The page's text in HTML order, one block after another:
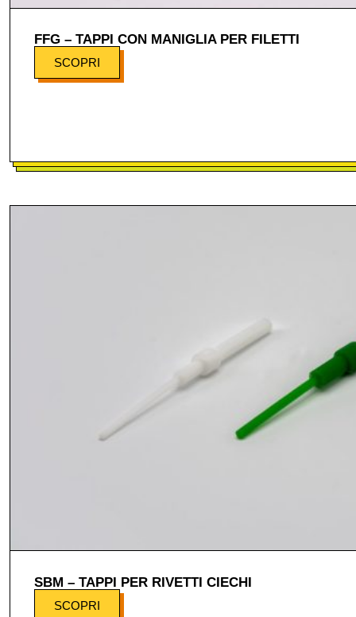
FFG – TAPPI CON MANIGLIA PER FILETTI
SCOPRI
SBM – TAPPI PER RIVETTI CIECHI
SCOPRI